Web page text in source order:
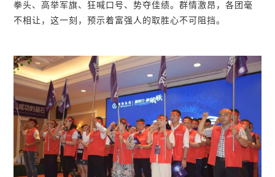
拳头、高举军旗、狂喊口号、势夺佳绩。群情激昂，各团毫
不相让，这一刻，预示着富强人的取胜心不可阻挡。